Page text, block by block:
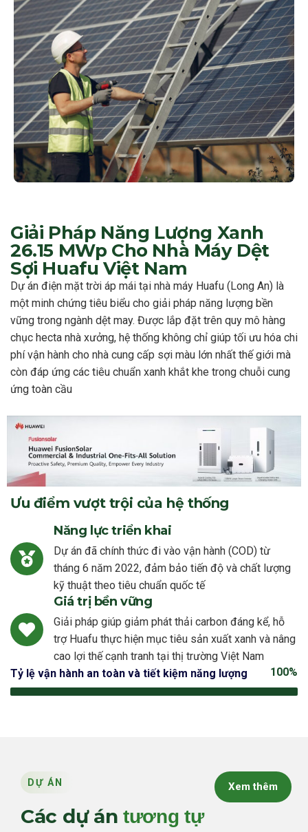
Giải Pháp Năng Lượng Xanh
26.15 MWp Cho Nhà Máy Dệt
Sợi Huafu Việt Nam
Dự án điện mặt trời áp mái tại nhà máy Huafu (Long An) là
một minh chứng tiêu biểu cho giải pháp năng lượng bền
vững trong ngành dệt may. Được lắp đặt trên quy mô hàng
chục hecta nhà xưởng, hệ thống không chỉ giúp tối ưu hóa chi
phí vận hành cho nhà cung cấp sợi màu lớn nhất thế giới mà
còn đáp ứng các tiêu chuẩn xanh khắt khe trong chuỗi cung
ứng toàn cầu
Ưu điểm vượt trội của hệ thống
Năng lực triển khai
Dự án đã chính thức đi vào vận hành (COD) từ
tháng 6 năm 2022, đảm bảo tiến độ và chất lượng
kỹ thuật theo tiêu chuẩn quốc tế
Giá trị bền vững
Giải pháp giúp giảm phát thải carbon đáng kể, hỗ
trợ Huafu thực hiện mục tiêu sản xuất xanh và nâng
cao lợi thế cạnh tranh tại thị trường Việt Nam
Tỷ lệ vận hành an toàn và tiết kiệm năng lượng
100%
DỰ ÁN
Các dự án tương tự
Xem thêm